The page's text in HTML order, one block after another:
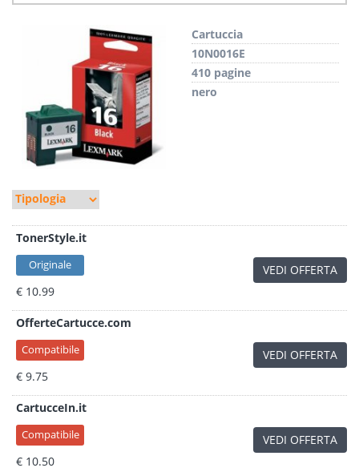
Cartuccia
10N0016E
410 pagine
nero
TonerStyle.it
Originale
€ 10.99
VEDI OFFERTA
OfferteCartucce.com
Compatibile
€ 9.75
VEDI OFFERTA
CartucceIn.it
Compatibile
€ 10.50
VEDI OFFERTA